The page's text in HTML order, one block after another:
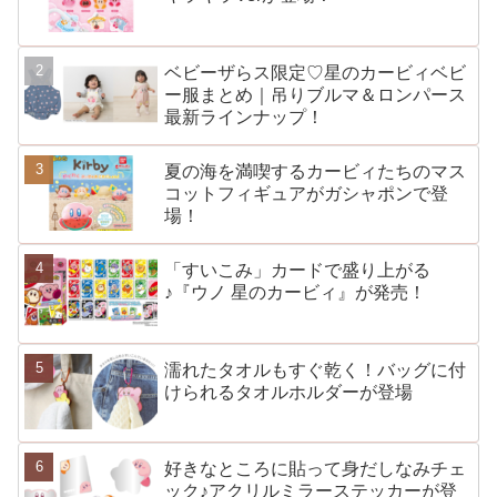
ベビーザらス限定♡星のカービィベビ
ー服まとめ｜吊りブルマ＆ロンパース
最新ラインナップ！
夏の海を満喫するカービィたちのマス
コットフィギュアがガシャポンで登
場！
「すいこみ」カードで盛り上がる
♪『ウノ 星のカービィ』が発売！
濡れたタオルもすぐ乾く！バッグに付
けられるタオルホルダーが登場
好きなところに貼って身だしなみチェ
ック♪アクリルミラーステッカーが登